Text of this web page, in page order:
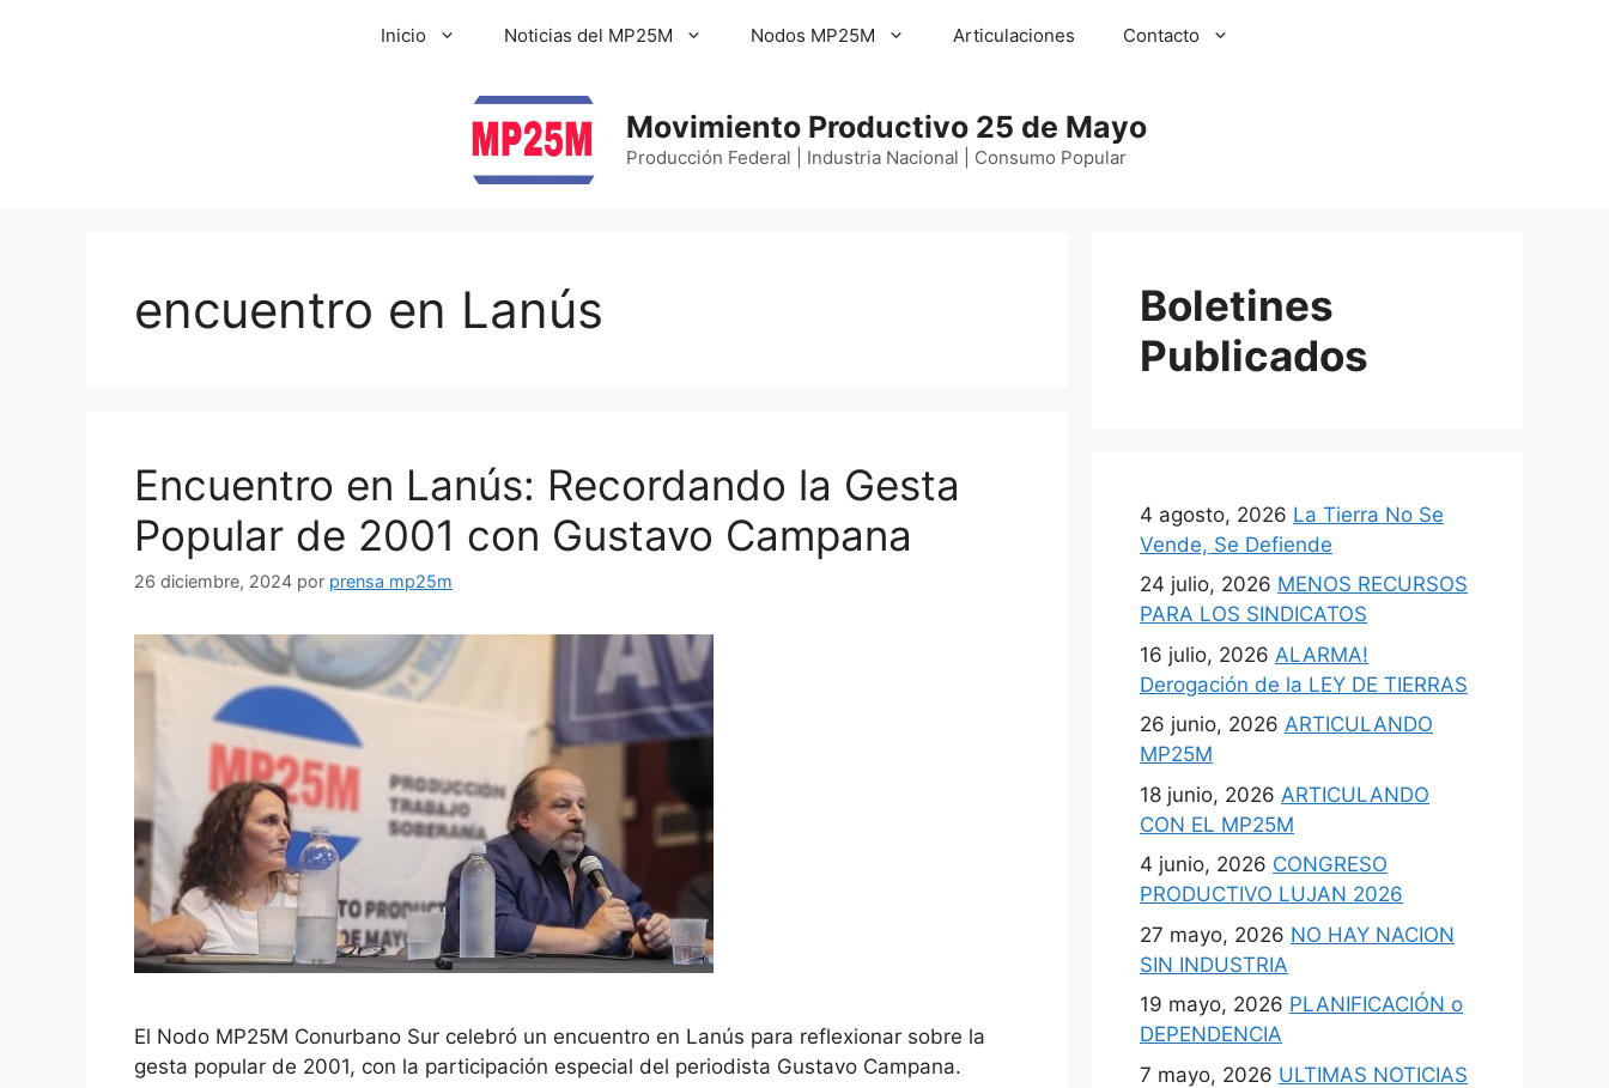
Inicio Noticias del MP25M Nodos MP25M Articulaciones Contacto
Movimiento Productivo 25 de Mayo
Producción Federal | Industria Nacional | Consumo Popular
encuentro en Lanús
Encuentro en Lanús: Recordando la Gesta
Popular de 2001 con Gustavo Campana
26 diciembre, 2024 por prensa mp25m
El Nodo MP25M Conurbano Sur celebró un encuentro en Lanús para reflexionar sobre la
gesta popular de 2001, con la participación especial del periodista Gustavo Campana.
Boletines
Publicados
4 agosto, 2026 La Tierra No Se
Vende, Se Defiende
24 julio, 2026 MENOS RECURSOS
PARA LOS SINDICATOS
16 julio, 2026 ALARMA!
Derogación de la LEY DE TIERRAS
26 junio, 2026 ARTICULANDO
MP25M
18 junio, 2026 ARTICULANDO
CON EL MP25M
4 junio, 2026 CONGRESO
PRODUCTIVO LUJAN 2026
27 mayo, 2026 NO HAY NACION
SIN INDUSTRIA
19 mayo, 2026 PLANIFICACIÓN o
DEPENDENCIA
7 mayo, 2026 ULTIMAS NOTICIAS